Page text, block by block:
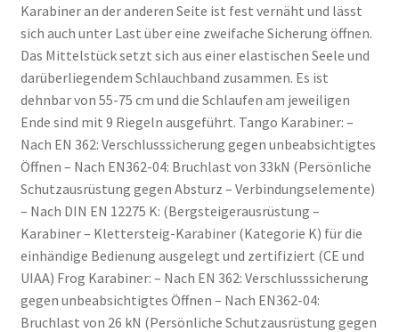
Karabiner an der anderen Seite ist fest vernäht und lässt
sich auch unter Last über eine zweifache Sicherung öffnen.
Das Mittelstück setzt sich aus einer elastischen Seele und
darüberliegendem Schlauchband zusammen. Es ist
dehnbar von 55-75 cm und die Schlaufen am jeweiligen
Ende sind mit 9 Riegeln ausgeführt. Tango Karabiner: –
Nach EN 362: Verschlusssicherung gegen unbeabsichtigtes
Öffnen – Nach EN362-04: Bruchlast von 33kN (Persönliche
Schutzausrüstung gegen Absturz – Verbindungselemente)
– Nach DIN EN 12275 K: (Bergsteigerausrüstung –
Karabiner – Klettersteig-Karabiner (Kategorie K) für die
einhändige Bedienung ausgelegt und zertifiziert (CE und
UIAA) Frog Karabiner: – Nach EN 362: Verschlusssicherung
gegen unbeabsichtigtes Öffnen – Nach EN362-04:
Bruchlast von 26 kN (Persönliche Schutzausrüstung gegen